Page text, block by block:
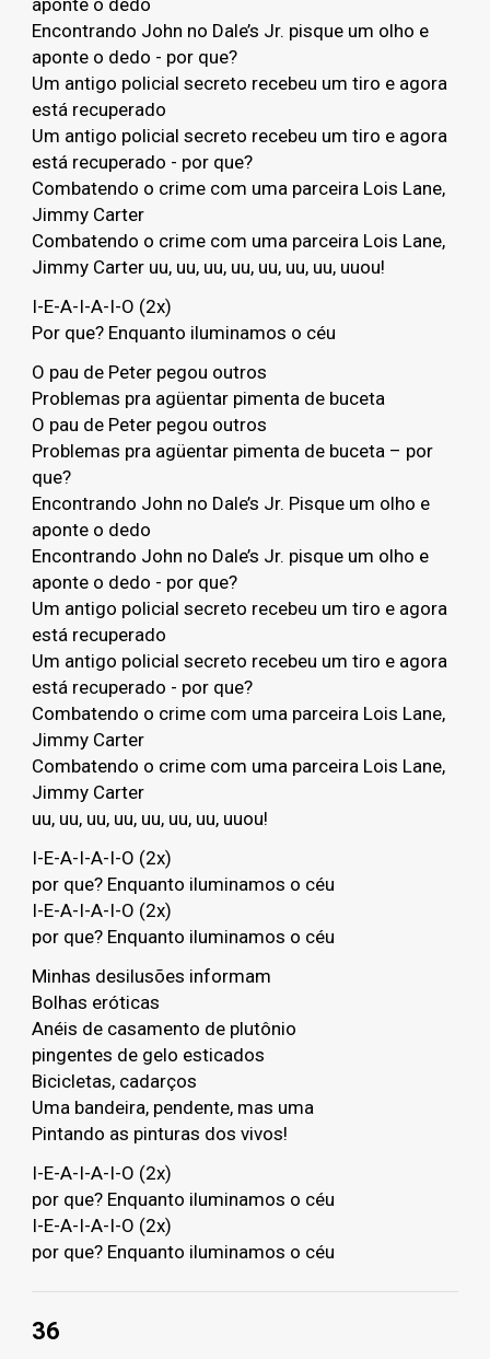
aponte o dedo
Encontrando John no Dale’s Jr. pisque um olho e
aponte o dedo - por que?
Um antigo policial secreto recebeu um tiro e agora
está recuperado
Um antigo policial secreto recebeu um tiro e agora
está recuperado - por que?
Combatendo o crime com uma parceira Lois Lane,
Jimmy Carter
Combatendo o crime com uma parceira Lois Lane,
Jimmy Carter uu, uu, uu, uu, uu, uu, uu, uuou!
I-E-A-I-A-I-O (2x)
Por que? Enquanto iluminamos o céu
O pau de Peter pegou outros
Problemas pra agüentar pimenta de buceta
O pau de Peter pegou outros
Problemas pra agüentar pimenta de buceta – por
que?
Encontrando John no Dale’s Jr. Pisque um olho e
aponte o dedo
Encontrando John no Dale’s Jr. pisque um olho e
aponte o dedo - por que?
Um antigo policial secreto recebeu um tiro e agora
está recuperado
Um antigo policial secreto recebeu um tiro e agora
está recuperado - por que?
Combatendo o crime com uma parceira Lois Lane,
Jimmy Carter
Combatendo o crime com uma parceira Lois Lane,
Jimmy Carter
uu, uu, uu, uu, uu, uu, uu, uuou!
I-E-A-I-A-I-O (2x)
por que? Enquanto iluminamos o céu
I-E-A-I-A-I-O (2x)
por que? Enquanto iluminamos o céu
Minhas desilusões informam
Bolhas eróticas
Anéis de casamento de plutônio
pingentes de gelo esticados
Bicicletas, cadarços
Uma bandeira, pendente, mas uma
Pintando as pinturas dos vivos!
I-E-A-I-A-I-O (2x)
por que? Enquanto iluminamos o céu
I-E-A-I-A-I-O (2x)
por que? Enquanto iluminamos o céu
36